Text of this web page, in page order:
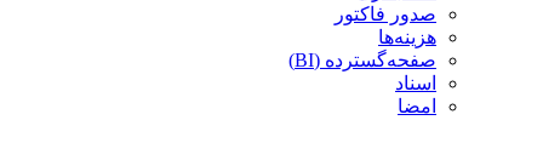
صدور فاکتور
هزینه‌ها
صفحه‌گسترده (BI)
اسناد
امضا